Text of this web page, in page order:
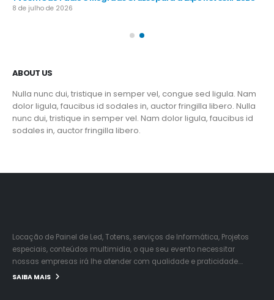
8 de julho de 2026
ABOUT US
Nulla nunc dui, tristique in semper vel, congue sed ligula. Nam
dolor ligula, faucibus id sodales in, auctor fringilla libero. Nulla
nunc dui, tristique in semper vel. Nam dolor ligula, faucibus id
sodales in, auctor fringilla libero.
Locação de Painel de Led, Totens, serviços de Informática, Projetos
especiais, conteúdos multimidia, o que seu evento necessitar
nossas empresas irá lhe atender com qualidade e praticidade….
SAIBA MAIS